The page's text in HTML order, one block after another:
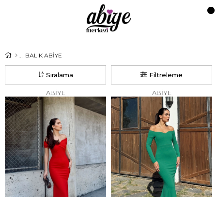
BALIK ABİYE
Filtreleme
Sıralama
ABİYE ABİYE